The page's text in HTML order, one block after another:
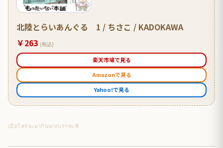
北陸とらいあんぐる 1 / ちさこ / KADOKAWA
￥263 (税込)
楽天市場で見る
Amazonで見る
Yahoo!で見る
เมื่อไหร่จะมากินพวกเราซะที